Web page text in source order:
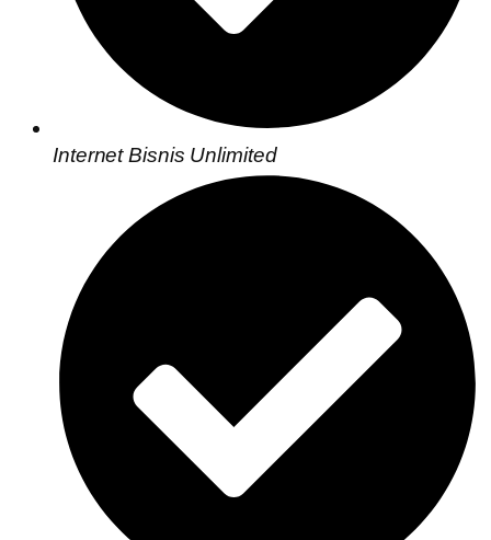
Internet Bisnis Unlimited